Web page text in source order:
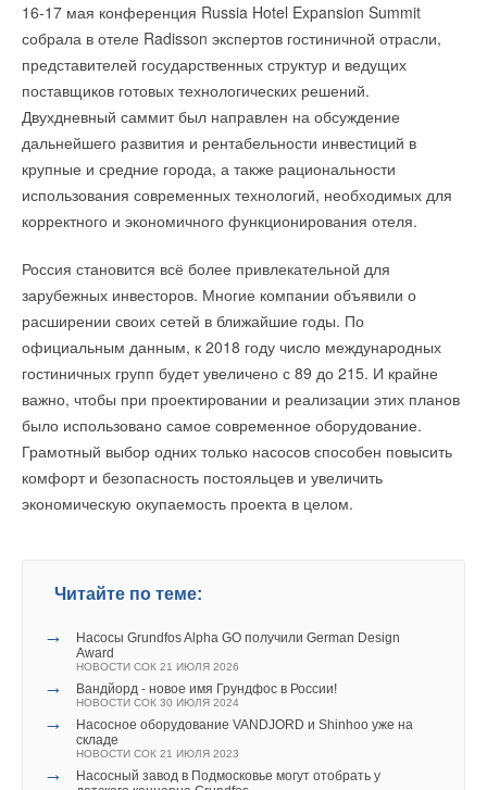
16-17 мая конференция Russia Hotel Expansion Summit
собрала в отеле Radisson экспертов гостиничной отрасли,
представителей государственных структур и ведущих
поставщиков готовых технологических решений.
Двухдневный саммит был направлен на обсуждение
дальнейшего развития и рентабельности инвестиций в
крупные и средние города, а также рациональности
использования современных технологий, необходимых для
корректного и экономичного функционирования отеля.
Россия становится всё более привлекательной для
зарубежных инвесторов. Многие компании объявили о
расширении своих сетей в ближайшие годы. По
официальным данным, к 2018 году число международных
гостиничных групп будет увеличено с 89 до 215. И крайне
важно, чтобы при проектировании и реализации этих планов
было использовано самое современное оборудование.
Грамотный выбор одних только насосов способен повысить
комфорт и безопасность постояльцев и увеличить
экономическую окупаемость проекта в целом.
Читайте по теме:
→
Насосы Grundfos Alpha GO получили German Design
Award
НОВОСТИ СОК 21 ИЮЛЯ 2026
→ Вандйорд - новое имя Грундфос в России!
НОВОСТИ СОК 30 ИЮЛЯ 2024
→
Насосное оборудование VANDJORD и Shinhoo уже на
складе
НОВОСТИ СОК 21 ИЮЛЯ 2023
→
Насосный завод в Подмосковье могут отобрать у